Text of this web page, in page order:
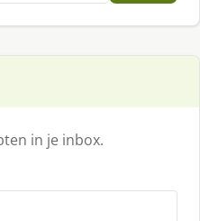
in je inbox.